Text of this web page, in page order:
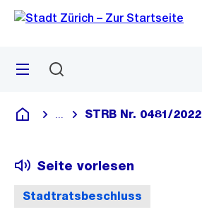
Navigation
Sprunglink
Menü
Deutsch
Blende alle Breadcrumbs ein
STRB Nr. 0481/2022
Stadtratsbeschluss
Seite vorlesen